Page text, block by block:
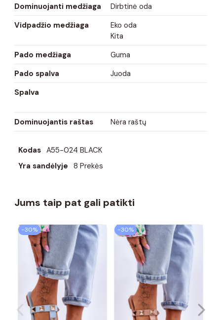
Dominuojanti medžiaga
Dirbtinė oda
Vidpadžio medžiaga
Eko oda
Kita
Pado medžiaga
Guma
Pado spalva
Juoda
Spalva
Dominuojantis raštas Nėra raštų
Kodas A55-024 BLACK
Yra sandėlyje 8 Prekės
Jums taip pat gali patikti
−30% −30%